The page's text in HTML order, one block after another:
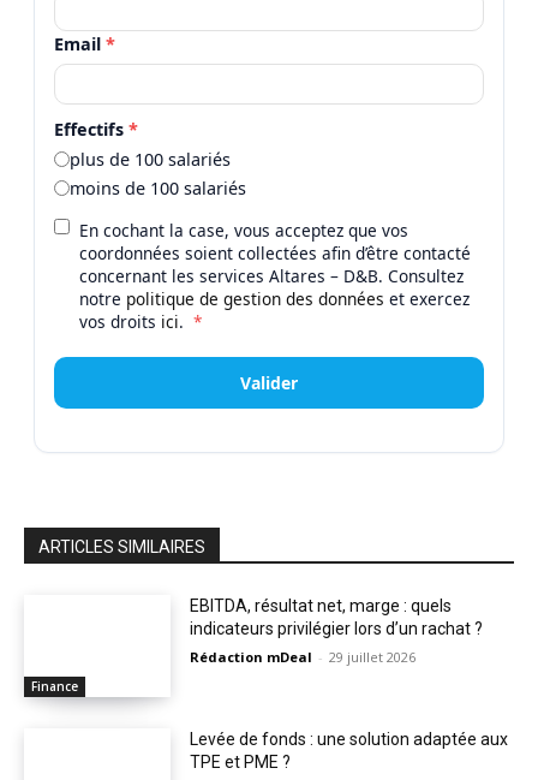
Email *
Effectifs *
plus de 100 salariés
moins de 100 salariés
En cochant la case, vous acceptez que vos
coordonnées soient collectées afin d’être contacté
concernant les services Altares – D&B. Consultez
notre politique de gestion des données et exercez
vos droits ici. *
Valider
ARTICLES SIMILAIRES
Finance
EBITDA, résultat net, marge : quels
indicateurs privilégier lors d’un rachat ?
Rédaction mDeal - 29 juillet 2026
Levée de fonds : une solution adaptée aux
TPE et PME ?